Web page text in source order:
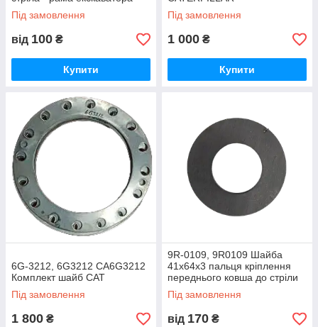
навантажувача CAT
Під замовлення
від 100 ₴
Купити
Під замовлення
1 000 ₴
Купити
6G-3212, 6G3212 CA6G3212
Комплект шайб CAT
Під замовлення
1 800 ₴
9R-0109, 9R0109 Шайба
41х64х3 пальця кріплення
переднього ковша до стріли
(310-0843) CATERPILLAR
Під замовлення
від 170 ₴